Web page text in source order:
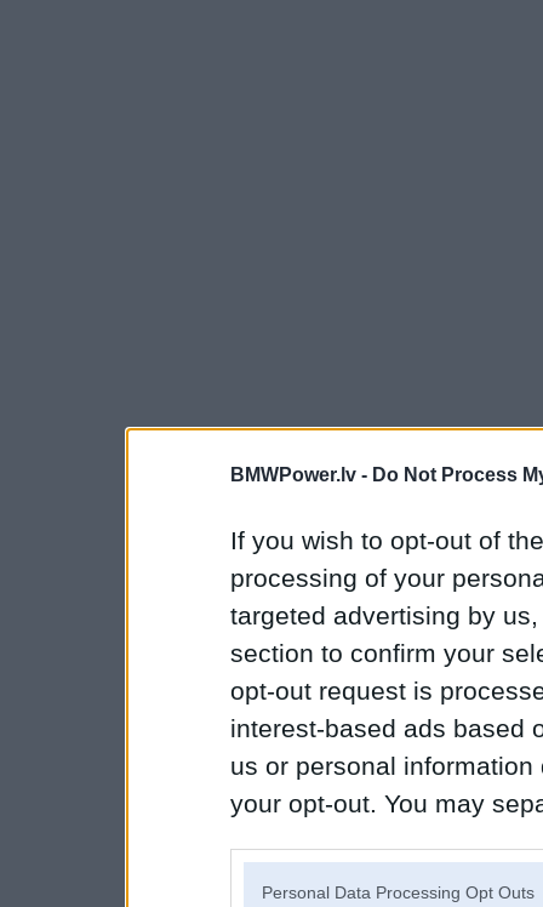
BMWPower.lv - Do Not Process
If you wish to opt-out of
processing of your
targeted advertising by
section to confirm your
opt-out request is
interest-based ads based
us or personal
your opt-out. You may
Personal Data Processing Opt Outs